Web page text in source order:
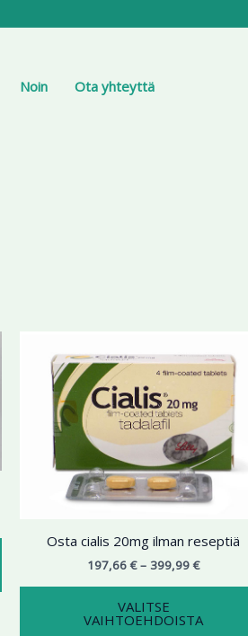
Noin Ota yhteyttä
tuotteella
muunnelma.
tehdä
sivulla.
Osta cialis 20mg ilman reseptiä
197,66€ – 399,99€
197,66 €
-
399,99 €
VALITSE
VAIHTOEHDOISTA